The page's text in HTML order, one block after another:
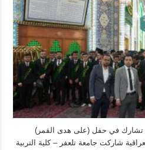
تشارك في حفل (على هدى القمر)
شاركت جامعة تلعفر – كلية التربية